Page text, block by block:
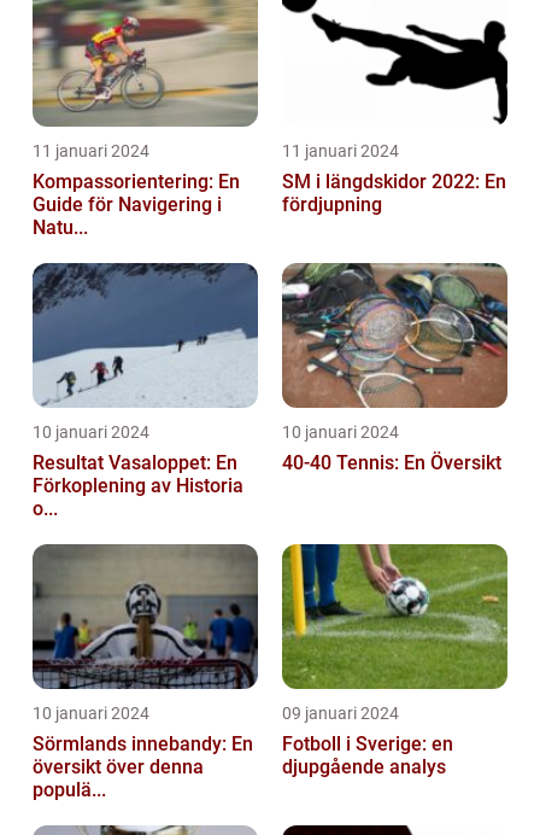
11 januari 2024
Kompassorientering: En
Guide för Navigering i
Natu...
11 januari 2024
SM i längdskidor 2022: En
fördjupning
10 januari 2024
Resultat Vasaloppet: En
Förkoplening av Historia
o...
10 januari 2024
40-40 Tennis: En Översikt
10 januari 2024
Sörmlands innebandy: En
översikt över denna
populä...
09 januari 2024
Fotboll i Sverige: en
djupgående analys